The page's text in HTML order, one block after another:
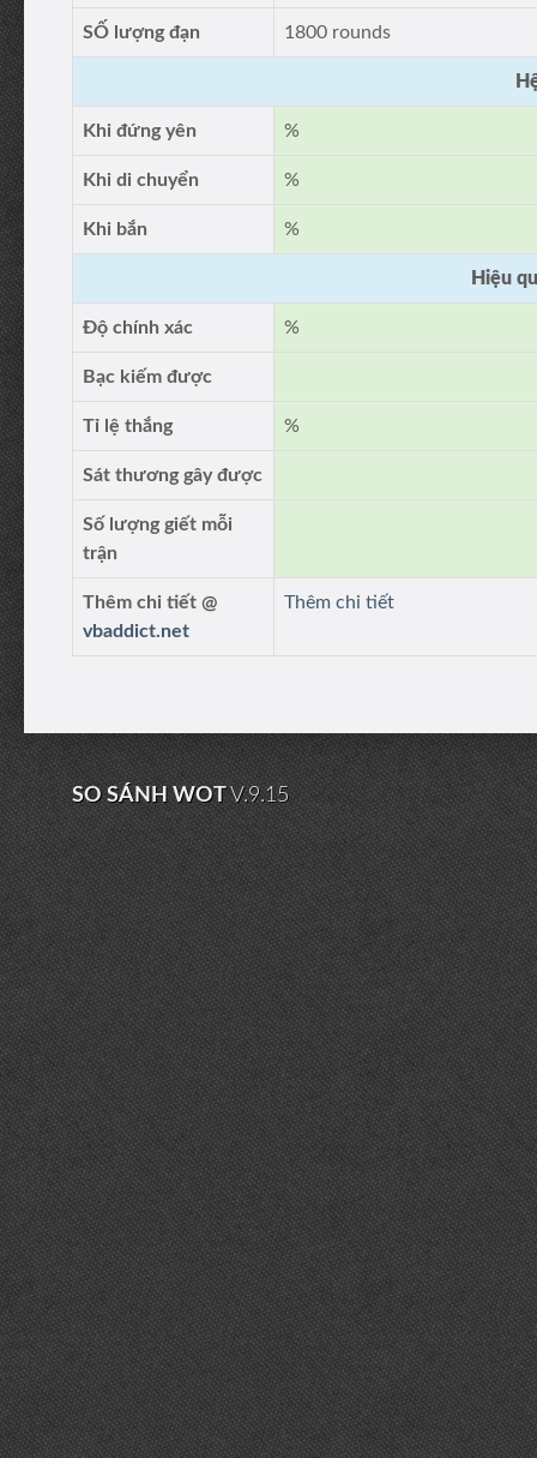
SỐ lượng đạn 1800 rounds
Khi đứng yên %
Khi di chuyển %
Khi bắn %
Hiệu
Độ chính xác %
Bạc kiếm được
Tỉ lệ thắng %
Sát thương gây được
Số lượng giết mỗi
trận
Thêm chi tiết @
vbaddict.net
Thêm chi tiết
SO SÁNH WOTV.9.15